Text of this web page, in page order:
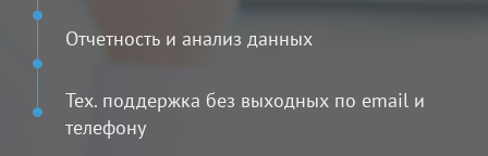
Отчетность и анализ данных
Тех. поддержка без выходных по email и
телефону